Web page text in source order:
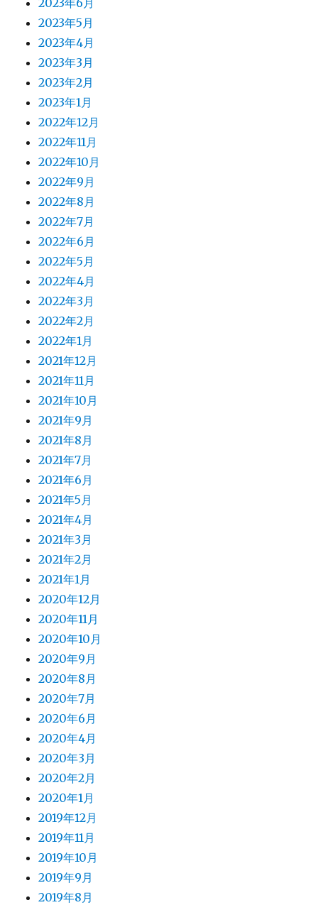
2023年5月
2023年4月
2023年3月
2023年2月
2023年1月
2022年12月
2022年11月
2022年10月
2022年9月
2022年8月
2022年7月
2022年6月
2022年5月
2022年4月
2022年3月
2022年2月
2022年1月
2021年12月
2021年11月
2021年10月
2021年9月
2021年8月
2021年7月
2021年6月
2021年5月
2021年4月
2021年3月
2021年2月
2021年1月
2020年12月
2020年11月
2020年10月
2020年9月
2020年8月
2020年7月
2020年6月
2020年4月
2020年3月
2020年2月
2020年1月
2019年12月
2019年11月
2019年10月
2019年9月
2019年8月